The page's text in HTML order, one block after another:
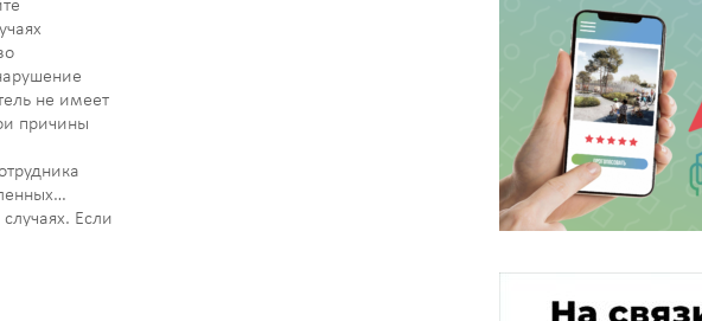
не имеет
причины
Если